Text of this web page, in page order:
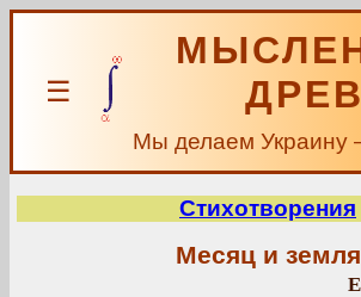
☰
Мы делаем Украину
Стихотворения
Месяц и земля